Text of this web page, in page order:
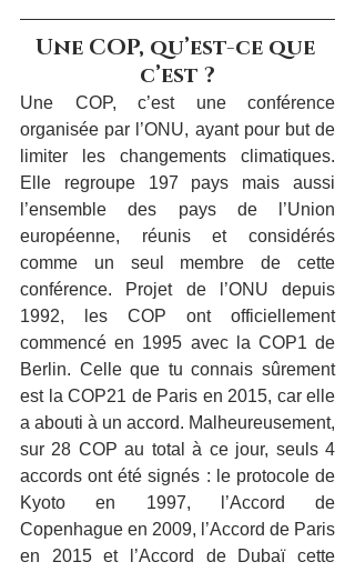
Une COP, qu’est-ce que
c’est ?
Une COP, c’est une conférence
organisée par l’ONU, ayant pour but de
limiter les changements climatiques.
Elle regroupe 197 pays mais aussi
l’ensemble des pays de l’Union
européenne, réunis et considérés
comme un seul membre de cette
conférence. Projet de l’ONU depuis
1992, les COP ont officiellement
commencé en 1995 avec la COP1 de
Berlin. Celle que tu connais sûrement
est la COP21 de Paris en 2015, car elle
a abouti à un accord. Malheureusement,
sur 28 COP au total à ce jour, seuls 4
accords ont été signés : le protocole de
Kyoto en 1997, l’Accord de
Copenhague en 2009, l’Accord de Paris
en 2015 et l’Accord de Dubaï cette